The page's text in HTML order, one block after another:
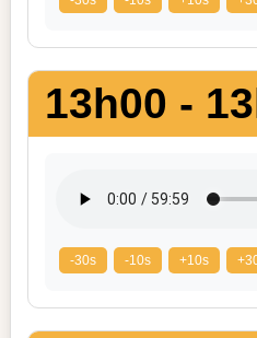
13h00 -
-30s -10s +10s